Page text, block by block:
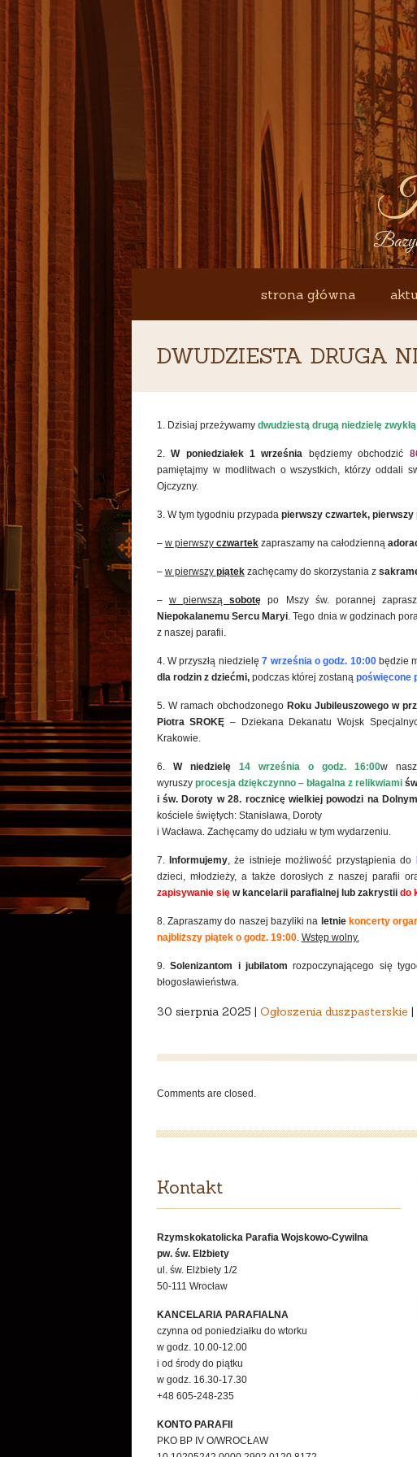
strona główna
DWUDZIESTA DRUGA
1. Dzisiaj przeżywamy dwudziestą drugą niedzielę zwykłą
2. W poniedziałek1 września będziemy obchodzić
pamiętajmy w modlitwach o wszystkich, którzy oddali
Ojczyzny.
3. W tym tygodniu przypada pierwszy czwartek, pierwszy
– w pierwszy czwartekzapraszamy na całodzienną
– w pierwszy piątekzachęcamy do skorzystania z
– w pierwsząsobotę po Mszy św. porannej
Niepokalanemu Sercu Maryi . Tego dnia w godzinach
z naszej parafii.
4. W przyszłą niedzielę7 września ogodz. 10:00 będzie
dla rodzin z dziećmi, podczas której zostaną poświęcone
5. W ramach obchodzonegoRoku Jubileuszowego w
Piotra SROKĘ – Dziekana Dekanatu Wojsk
Krakowie.
6. W niedzielę 14 września o godz. 16:00w
wyruszy procesja dziękczynno – błagalna z relikwiami
i św. Doroty w 28. rocznicę wielkiej powodzi na
kościele świętych: Stanisława, Doroty
i Wacława. Zachęcamy do udziału w tym wydarzeniu.
7. Informujemy , że istnieje możliwość przystąpienia do
dzieci, młodzieży, a także dorosłych z naszej parafii
zapisywanie sięw kancelarii parafialnej lub zakrystii do
8. Zapraszamy do naszej bazyliki na letniekoncerty
najbliższy piątek o godz. 19:00. Wstęp wolny.
9.Solenizantom i jubilatomrozpoczynającego się
błogosławieństwa.
30 sierpnia 2025 | Ogłoszenia duszpasterskie |
Comments are closed.
Kontakt
Rzymskokatolicka Parafia Wojskowo-Cywilna
pw. św. Elżbiety
ul. św. Elżbiety 1/2
50-111 Wrocław
KANCELARIA PARAFIALNA
czynna od poniedziałku do wtorku
w godz. 10.00-12.00
i od środy do piątku
w godz. 16.30-17.30
+48 605-248-235
KONTO PARAFII
PKO BP IV O/WROCŁAW